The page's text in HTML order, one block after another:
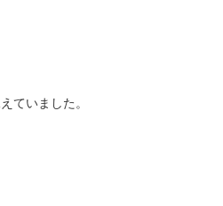
ていました。